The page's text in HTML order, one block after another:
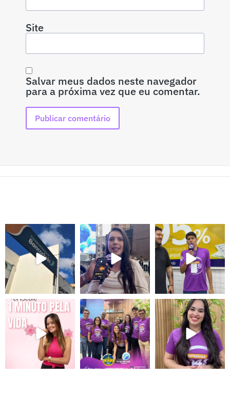
Site
Salvar meus dados neste navegador
para a próxima vez que eu comentar.